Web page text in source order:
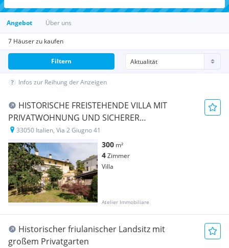
Angebot Über uns
7 Häuser zu kaufen
Filtern
Infos zur Reihung der Anzeigen
HISTORISCHE FREISTEHENDE VILLA MIT
PRIVATWOHNUNG UND SICHERER
MIETEINNAHME
33050 Italien, Via 2 Giugno 41
300 m²
4Zimmer
Villa
Atelier Immobiliare
Historischer friulanischer Landsitz mit
großem Privatgarten